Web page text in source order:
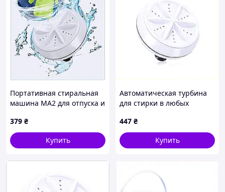
Портативная стиральная
машина MA2 для отпуска и
379 ₴
Купить
Автоматическая турбина
для стирки в любых
447 ₴
Купить